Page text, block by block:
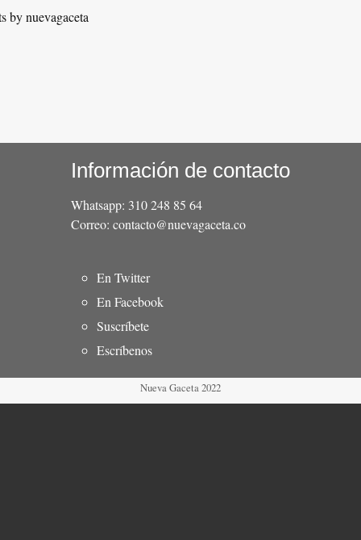
by nuevagaceta
Información de contacto
Whatsapp: 310 248 85 64
Correo: contacto@nuevagaceta.co
Menú
del
pie
En Twitter
En Facebook
Suscríbete
Escríbenos
Nueva Gaceta 2022